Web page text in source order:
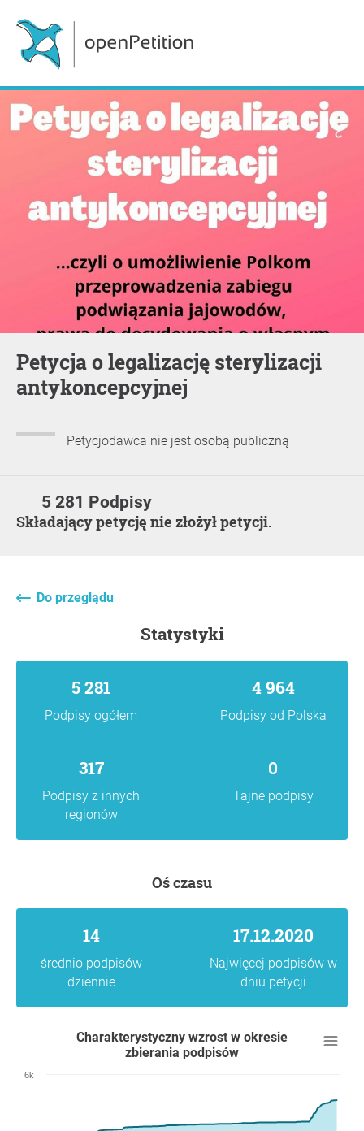
Petycja o legalizację sterylizacji
antykoncepcyjnej
Petycjodawca nie jest osobą publiczną
5 281 Podpisy
Składający petycję nie złożył petycji.
Do przeglądu
statystyki
5 281
Podpisy ogółem
4 964
Podpisy od Polska
317
Podpisy z innych
regionów
0
Tajne podpisy
Oś czasu
14
średnio podpisów
dziennie
17.12.2020
Najwięcej podpisów w
dniu petycji
Charakterystyczny wzrost w okresie
zbierania podpisów
6k